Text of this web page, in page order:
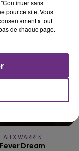
ORIA
Mondaine
ALEX WARREN
Fever Dream
sans
pour ce site. Vous
à tout
de chaque page.